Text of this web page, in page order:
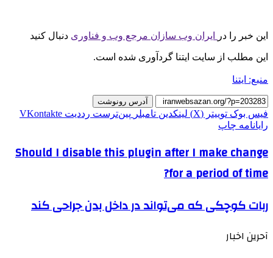
این خبر را در ایران وب سازان مرجع وب و فناوری دنبال کنید
این مطلب از سایت ایتنا گردآوری شده است.
منبع: ایتنا
آدرس رونوشت
فیس بوک توییتر (X) لینکدین ‫تامبلر ‫پین‌ترست ‫رددیت ‫VKontakte
رایانامه چاپ
Should I disable this plugin after I make change
for a period of time?
ربات کوچکی که می‌تواند در داخل بدن جراحی کند
آحرین اخبار